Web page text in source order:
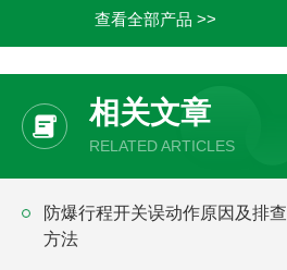
查看全部产品 >>
相关文章
RELATED ARTICLES
防爆行程开关误动作原因及排查
方法